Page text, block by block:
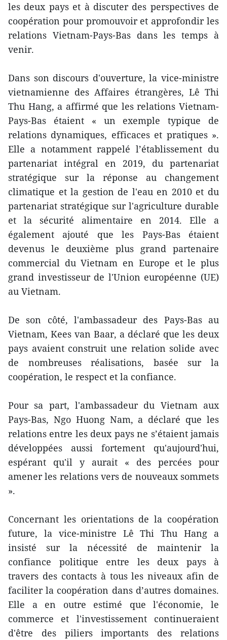
les deux pays et à discuter des perspectives de
coopération pour promouvoir et approfondir les
relations Vietnam-Pays-Bas dans les temps à
venir.
Dans son discours d'ouverture, la vice-ministre
vietnamienne des Affaires étrangères, Lê Thi
Thu Hang, a affirmé que les relations Vietnam-
Pays-Bas étaient « un exemple typique de
relations dynamiques, efficaces et pratiques ».
Elle a notamment rappelé l’établissement du
partenariat intégral en 2019, du partenariat
stratégique sur la réponse au changement
climatique et la gestion de l'eau en 2010 et du
partenariat stratégique sur l'agriculture durable
et la sécurité alimentaire en 2014. Elle a
également ajouté que les Pays-Bas étaient
devenus le deuxième plus grand partenaire
commercial du Vietnam en Europe et le plus
grand investisseur de l'Union européenne (UE)
au Vietnam.
De son côté, l'ambassadeur des Pays-Bas au
Vietnam, Kees van Baar, a déclaré que les deux
pays avaient construit une relation solide avec
de nombreuses réalisations, basée sur la
coopération, le respect et la confiance.
Pour sa part, l'ambassadeur du Vietnam aux
Pays-Bas, Ngo Huong Nam, a déclaré que les
relations entre les deux pays ne s’étaient jamais
développées aussi fortement qu'aujourd'hui,
espérant qu'il y aurait « des percées pour
amener les relations vers de nouveaux sommets
».
Concernant les orientations de la coopération
future, la vice-ministre Lê Thi Thu Hang a
insisté sur la nécessité de maintenir la
confiance politique entre les deux pays à
travers des contacts à tous les niveaux afin de
faciliter la coopération dans d’autres domaines.
Elle a en outre estimé que l'économie, le
commerce et l'investissement continueraient
d'être des piliers importants des relations